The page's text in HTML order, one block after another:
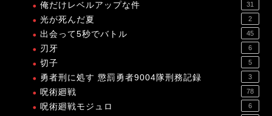
俺だけレベルアップな件 31
光が死んだ夏 2
出会って5秒でバトル 45
刃牙 6
切子 5
勇者刑に処す 懲罰勇者9004隊刑務記録 3
呪術廻戦 78
呪術廻戦モジュロ 6